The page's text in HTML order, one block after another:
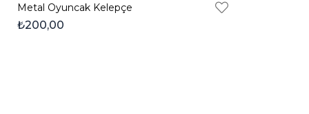
Metal Oyuncak Kelepçe
₺200,00